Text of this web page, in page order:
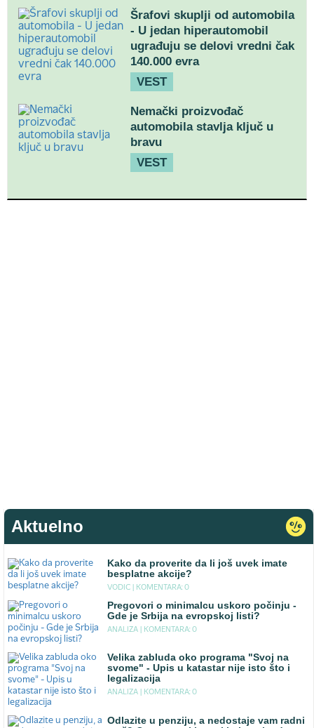
Šrafovi skuplji od automobila
- U jedan hiperautomobil
ugrađuju se delovi vredni čak
140.000 evra
VEST
Nemački proizvođač
automobila stavlja ključ u
bravu
VEST
Aktuelno
Kako da proverite da li još uvek imate
besplatne akcije?
VODIC | KOMENTARA: 0
Pregovori o minimalcu uskoro počinju -
Gde je Srbija na evropskoj listi?
ANALIZA | KOMENTARA: 0
Velika zabluda oko programa "Svoj na
svome" - Upis u katastar nije isto što i
legalizacija
ANALIZA | KOMENTARA: 0
Odlazite u penziju, a nedostaje vam radni